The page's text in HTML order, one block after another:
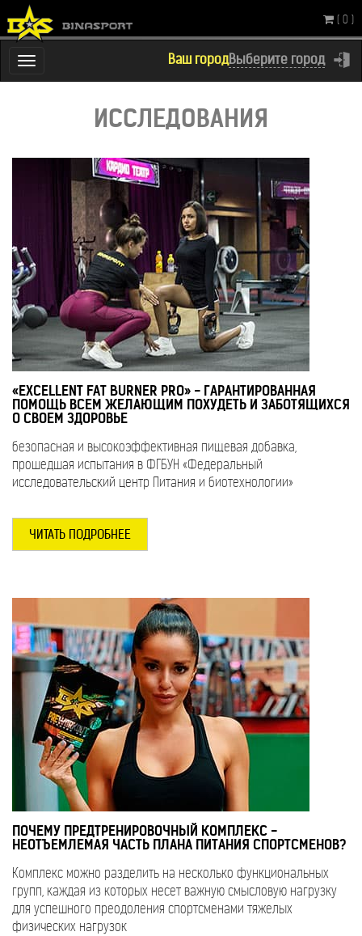
Ваш городВыберите город
( 0 )
Переключатель
навигации
«EXCELLENT FAT BURNER PRO» - ГАРАНТИРОВАННАЯ
ПОМОЩЬ ВСЕМ ЖЕЛАЮЩИМ ПОХУДЕТЬ И ЗАБОТЯЩИХСЯ
О СВОЕМ ЗДОРОВЬЕ
безопасная и высокоэффективная пищевая добавка,
прошедшая испытания в ФГБУН «Федеральный
исследовательский центр Питания и биотехнологии»
ЧИТАТЬ ПОДРОБНЕЕ
ПОЧЕМУ ПРЕДТРЕНИРОВОЧНЫЙ КОМПЛЕКС -
НЕОТЪЕМЛЕМАЯ ЧАСТЬ ПЛАНА ПИТАНИЯ СПОРТСМЕНОВ?
Комплекс можно разделить на несколько функциональных
групп, каждая из которых несет важную смысловую нагрузку
для успешного преодоления спортсменами тяжелых
физических нагрузок